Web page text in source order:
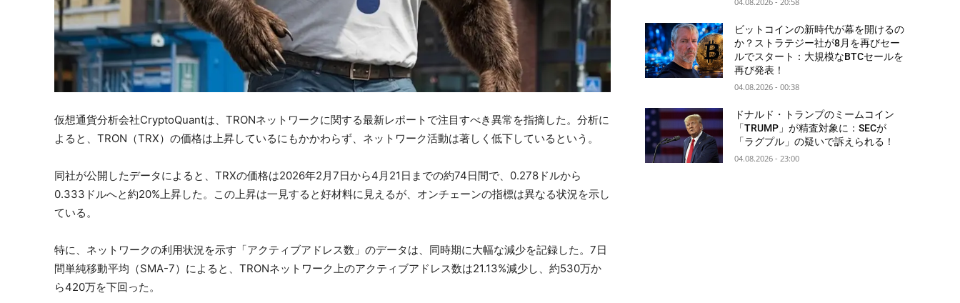
仮想通貨分析会社CryptoQuantは、TRONネットワークに関する最新レポートで注目すべき異常を指摘した。分析に
よると、TRON（TRX）の価格は上昇しているにもかかわらず、ネットワーク活動は著しく低下しているという。
同社が公開したデータによると、TRXの価格は2026年2月7日から4月21日までの約74日間で、0.278ドルから
0.333ドルへと約20%上昇した。この上昇は一見すると好材料に見えるが、オンチェーンの指標は異なる状況を示し
ている。
特に、ネットワークの利用状況を示す「アクティブアドレス数」のデータは、同時期に大幅な減少を記録した。7日
間単純移動平均（SMA-7）によると、TRONネットワーク上のアクティブアドレス数は21.13%減少し、約530万か
ら420万を下回った。
ビットコインの新時代が幕を開けるの
か？ストラテジー社が8月を再びセー
ルでスタート：大規模なBTCセールを
再び発表！
04.08.2026 - 00:38
ドナルド・トランプのミームコイン
「TRUMP」が精査対象に：SECが
「ラグプル」の疑いで訴えられる！
04.08.2026 - 23:00